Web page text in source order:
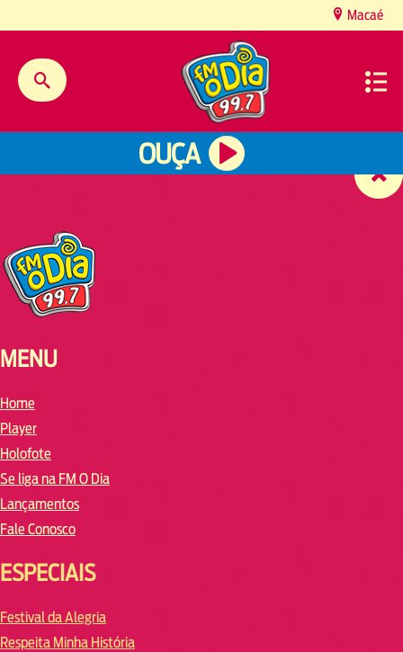
Macaé
OUÇA
MENU
Home
Player
Holofote
Se liga na FM O Dia
Lançamentos
Fale Conosco
ESPECIAIS
Festival da Alegria
Respeita Minha História